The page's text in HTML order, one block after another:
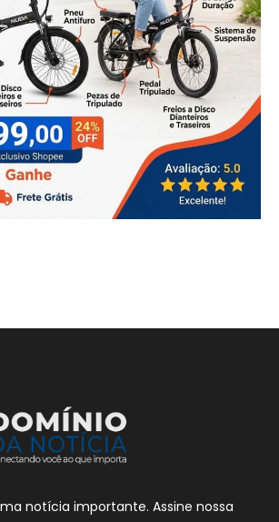
notícia importante. Assine nossa